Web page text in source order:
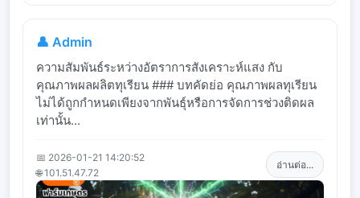
👤 Admin
ความสัมพันธ์ระหว่างอัตราการสังเคราะห์แสง กับ
คุณภาพผลผลิตทุเรียน ### บทคัดย่อ คุณภาพผลทุเรียน
ไม่ได้ถูกกำหนดเพียงจากพันธุ์หรือการจัดการช่วงติดผล
เท่านั้น...
📅 2026-01-21 14:20:52
🌐 101.51.47.72
อ่านต่อ...